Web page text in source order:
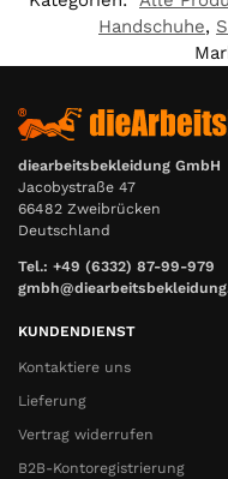
Handschuhe,
diearbeitsbekleidung GmbH
Jacobystraße 47
66482 Zweibrücken
Deutschland
Tel.: +49 (6332) 87-99-979
KUNDENDIENST
Kontaktiere uns
Lieferung
Vertrag widerrufen
B2B-Kontoregistrierung